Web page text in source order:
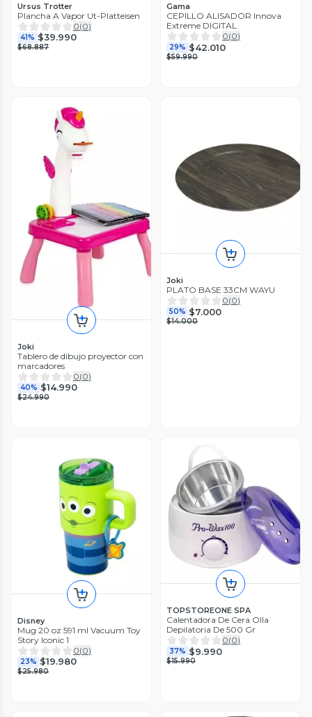
Ursus Trotter
Plancha A Vapor Ut-Platteisen
0(0)
41% $39.990
$68.887
Gama
CEPILLO ALISADOR Innova
Extreme DIGITAL
0(0)
29% $42.010
$59.990
Joki
Tablero de dibujo proyector con
marcadores
0(0)
40% $14.990
$24.990
Joki
PLATO BASE 33CM WAYU
0(0)
50% $7.000
$14.000
Disney
Mug 20 oz 591 ml Vacuum Toy
Story Iconic 1
0(0)
23% $19.980
$25.980
TOPSTOREONE SPA
Calentadora De Cera Olla
Depilatoria De 500 Gr
0(0)
37% $9.990
$15.990